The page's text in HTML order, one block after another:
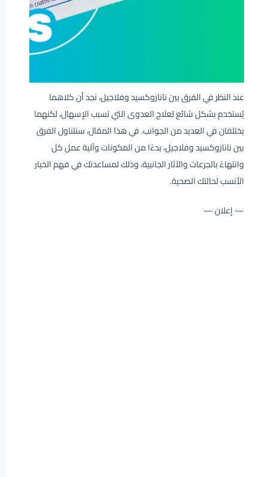
عند النظر في الفرق بين نانازوكسيد وفلاجيل، نجد أن كلاهما
يُستخدم بشكل شائع لعلاج العدوى التي تسبب الإسهال، لكنهما
يختلفان في العديد من الجوانب. في هذا المقال، سنتناول الفرق
بين نانازوكسيد وفلاجيل، بدءًا من المكونات وآلية عمل كل
وانتهاءً بالجرعات والآثار الجانبية، وذلك لمساعدتك في فهم الخيار
الأنسب لحالتك الصحية.
— إعلان —